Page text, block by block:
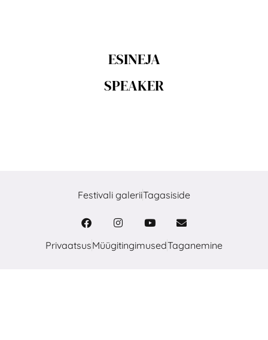
ESINEJA
SPEAKER
Festivali galeriiTagasiside
PrivaatsusMüügitingimusedTaganemine